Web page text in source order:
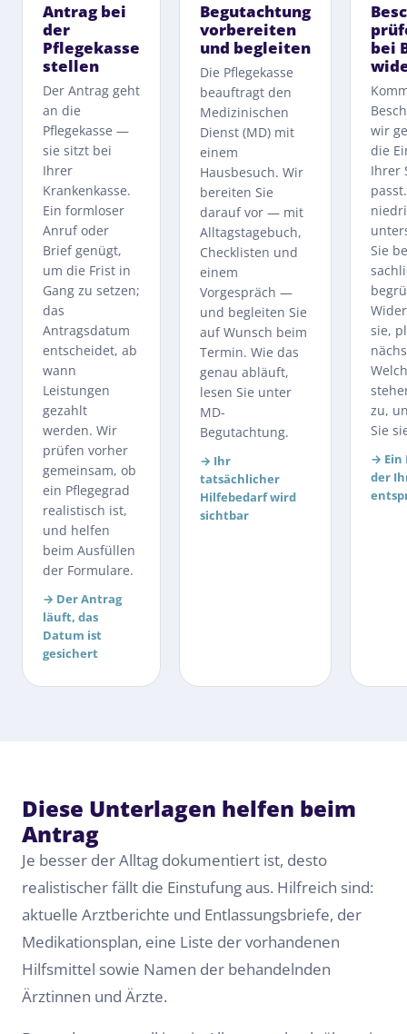
Antrag bei
der
Pflegekasse
stellen
Der Antrag geht
an die
Pflegekasse —
sie sitzt bei
Ihrer
Krankenkasse.
Ein formloser
Anruf oder
Brief genügt,
um die Frist in
Gang zu setzen;
das
Antragsdatum
entscheidet, ab
wann
Leistungen
gezahlt
werden. Wir
prüfen vorher
gemeinsam, ob
ein Pflegegrad
realistisch ist,
und helfen
beim Ausfüllen
der Formulare.
→ Der Antrag
läuft, das
Datum ist
gesichert
Begutachtung
vorbereiten
und begleiten
Die Pflegekasse
beauftragt den
Medizinischen
Dienst (MD) mit
einem
Hausbesuch. Wir
bereiten Sie
darauf vor — mit
Alltagstagebuch,
Checklisten und
einem
Vorgespräch —
und begleiten Sie
auf Wunsch beim
Termin. Wie das
genau abläuft,
lesen Sie unter
MD-
Begutachtung.
→ Ihr
tatsächlicher
Hilfebedarf wird
sichtbar
bei
wir
die
Ihrer
Sie
sie,
zu,
Sie
→ Ein
der
Diese Unterlagen helfen beim
Antrag
Je besser der Alltag dokumentiert ist, desto
realistischer fällt die Einstufung aus. Hilfreich sind:
aktuelle Arztberichte und Entlassungsbriefe, der
Medikationsplan, eine Liste der vorhandenen
Hilfsmittel sowie Namen der behandelnden
Ärztinnen und Ärzte.